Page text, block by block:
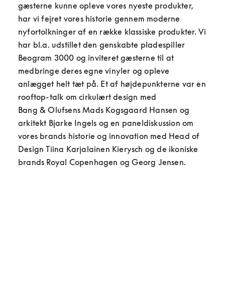
gæsterne kunne opleve vores nyeste produkter,
har vi fejret vores historie gennem moderne
nyfortolkninger af en række klassiske produkter. Vi
har bl.a. udstillet den genskabte pladespiller
Beogram 3000 og inviteret gæsterne til at
medbringe deres egne vinyler og opleve
anlægget helt tæt på. Et af højdepunkterne var en
rooftop-talk om cirkulært design med
Bang & Olufsens Mads Kogsgaard Hansen og
arkitekt Bjarke Ingels og en paneldiskussion om
vores brands historie og innovation med Head of
Design Tiina Karjalainen Kierysch og de ikoniske
brands Royal Copenhagen og Georg Jensen.